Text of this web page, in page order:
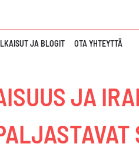
JA BLOGIT OTA YHTEYTTÄ
JA